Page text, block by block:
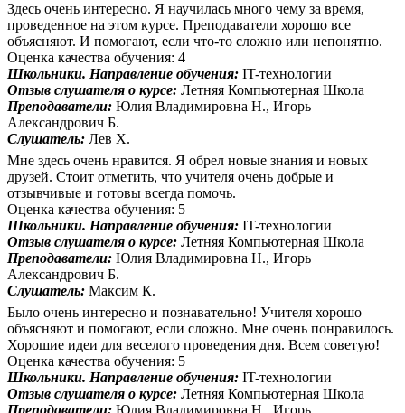
Здесь очень интересно. Я научилась много чему за время,
проведенное на этом курсе. Преподаватели хорошо все
объясняют. И помогают, если что-то сложно или непонятно.
Оценка качества обучения: 4
Школьники. Направление обучения: IT-технологии
Отзыв слушателя о курсе: Летняя Компьютерная Школа
Преподаватели: Юлия Владимировна Н., Игорь
Александрович Б.
Слушатель: Лев Х.
Мне здесь очень нравится. Я обрел новые знания и новых
друзей. Стоит отметить, что учителя очень добрые и
отзывчивые и готовы всегда помочь.
Оценка качества обучения: 5
Школьники. Направление обучения: IT-технологии
Отзыв слушателя о курсе: Летняя Компьютерная Школа
Преподаватели: Юлия Владимировна Н., Игорь
Александрович Б.
Слушатель: Максим К.
Было очень интересно и познавательно! Учителя хорошо
объясняют и помогают, если сложно. Мне очень понравилось.
Хорошие идеи для веселого проведения дня. Всем советую!
Оценка качества обучения: 5
Школьники. Направление обучения: IT-технологии
Отзыв слушателя о курсе: Летняя Компьютерная Школа